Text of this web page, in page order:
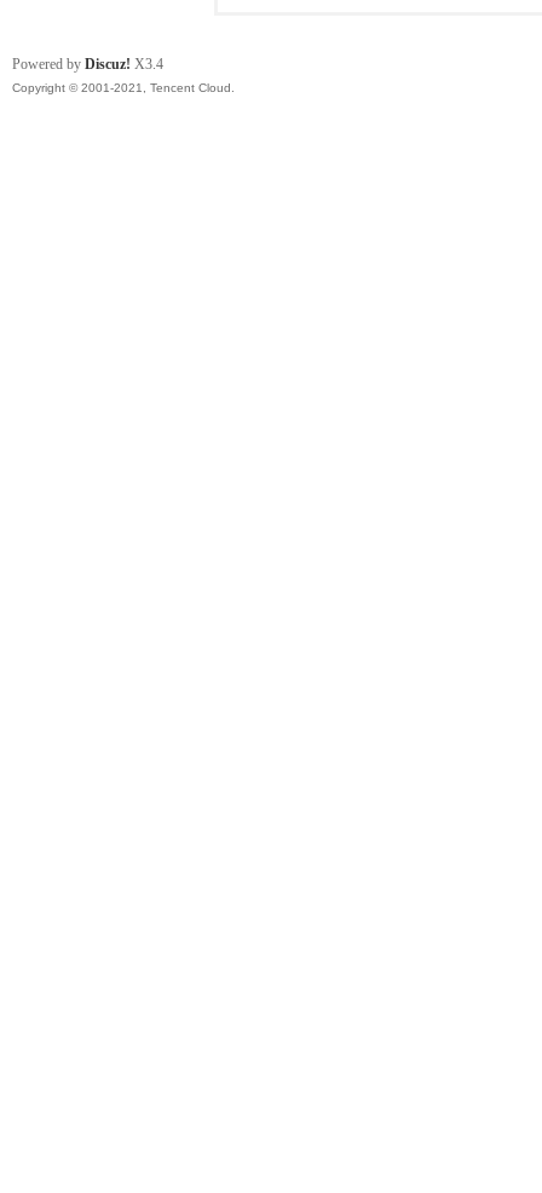
Powered by Discuz! X3.4
Copyright © 2001-2021, Tencent Cloud.